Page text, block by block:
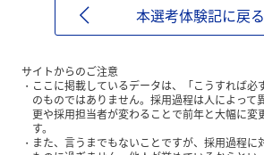
本選考体験記に戻る
サイトからのご注意
ここに掲載しているデータは、「こうすれば必
のものではありません。採用過程は人によって
更や採用担当者が変わることで前年と大幅に変
す。
また、言うまでもないことですが、採用過程に